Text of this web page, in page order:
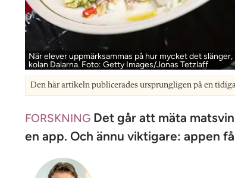
När elever uppmärksammas på hur mycket det
kolan Dalarna. Foto: Getty Images/Jonas Tetzlaff
Den här artikeln publicerades ursprungligen på en
FORSKNING Det går att mäta
en app. Och ännu viktigare: appen